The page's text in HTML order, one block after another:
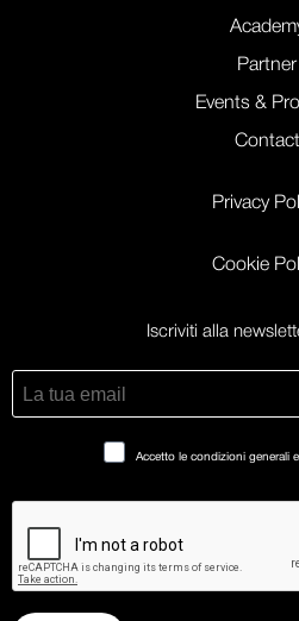
Partner
Events &
Contact
Privacy
Cookie
Iscriviti alla
Accetto le condizioni generali